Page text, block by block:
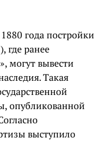
года постройки
где ранее
могут вывести
Такая
опубликованной
выступило